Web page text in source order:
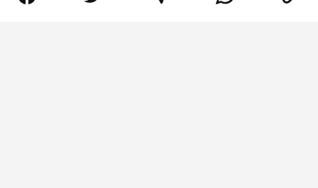
comunicazione specializzandosi nella scrittura di articoli